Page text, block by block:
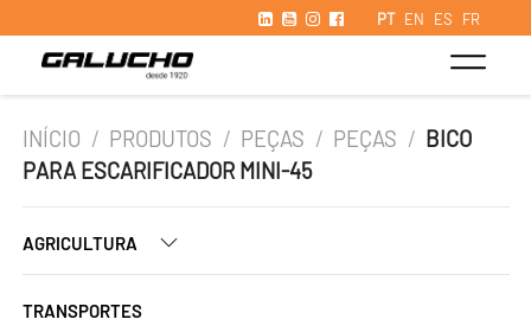
PT EN ES FR
INÍCIO / PRODUTOS / PEÇAS / PEÇAS / BICO
PARA ESCARIFICADOR MINI-45
AGRICULTURA
TRANSPORTES